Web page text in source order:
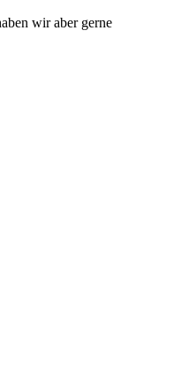
wir aber gerne